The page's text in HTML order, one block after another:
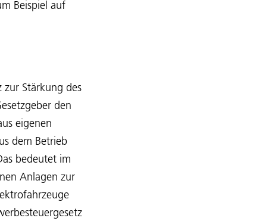
Beispiel auf
Stärkung des
den
eigenen
dem Betrieb
bedeutet im
Anlagen zur